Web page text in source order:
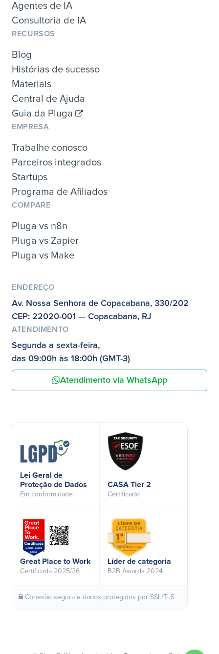
Agentes de IA
Consultoria de IA
RECURSOS
Blog
Histórias de sucesso
Materiais
Central de Ajuda
Guia da Pluga
EMPRESA
Trabalhe conosco
Parceiros integrados
Startups
Programa de Afiliados
COMPARE
Pluga vs n8n
Pluga vs Zapier
Pluga vs Make
ENDEREÇO
Av. Nossa Senhora de Copacabana, 330/202
CEP: 22020-001 — Copacabana, RJ
ATENDIMENTO
Segunda a sexta-feira,
das 09:00h às 18:00h (GMT-3)
Atendimento via WhatsApp
Lei Geral de
Proteção de Dados
Em conformidade
CASA Tier 2
Certificado
Great Place to Work
Certificada 2025/26
Líder de categoria
B2B Awards 2024
Conexão segura e dados protegidos por SSL/TLS